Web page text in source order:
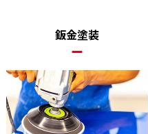
鈑金塗装